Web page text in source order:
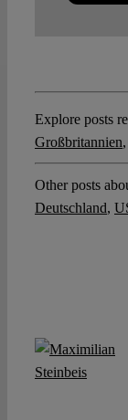
Explore posts
Großbritannien,
Other posts
Deutschland,